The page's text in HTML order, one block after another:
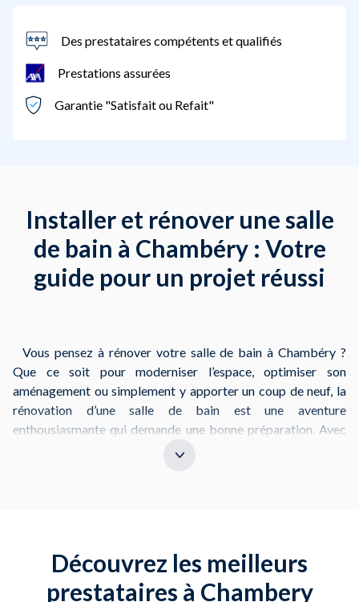
Des prestataires compétents et qualifiés
Prestations assurées
Garantie "Satisfait ou Refait"
Installer et rénover une salle
de bain à Chambéry : Votre
guide pour un projet réussi
Vous pensez à rénover votre salle de bain à Chambéry ?
Que ce soit pour moderniser l’espace, optimiser son
aménagement ou simplement y apporter un coup de neuf, la
rénovation d’une salle de bain est une aventure
enthousiasmante qui demande une bonne préparation. Avec
nouveaux meubles ou le changement de la robinetterie ?
Pensez aussi à l’éclairage et aux accessoires qui
Découvrez les meilleurs
prestataires à Chambery